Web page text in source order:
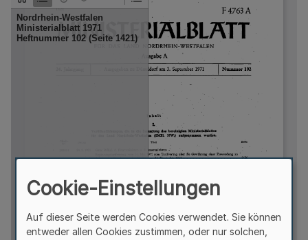
Cookie-Einstellungen
Auf dieser Seite werden Cookies verwendet. Sie können
entweder allen Cookies zustimmen, oder nur solchen,